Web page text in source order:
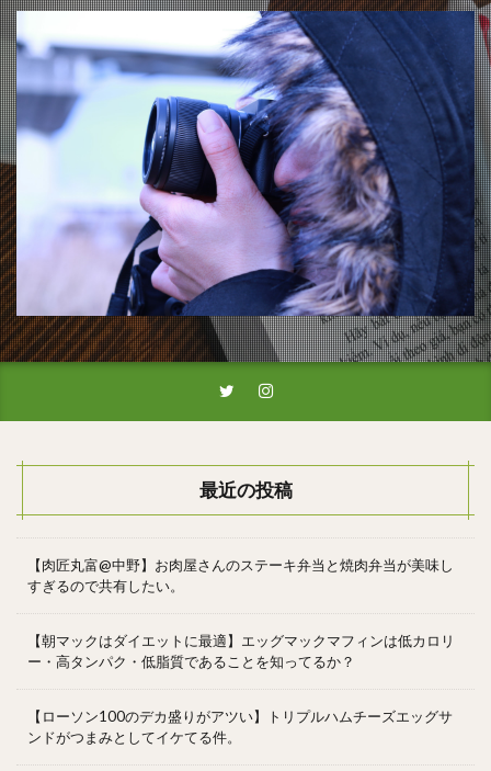
最近の投稿
【肉匠丸富@中野】お肉屋さんのステーキ弁当と焼肉弁当が美味し
すぎるので共有したい。
【朝マックはダイエットに最適】エッグマックマフィンは低カロリ
ー・高タンパク・低脂質であることを知ってるか？
【ローソン100のデカ盛りがアツい】トリプルハムチーズエッグサ
ンドがつまみとしてイケてる件。